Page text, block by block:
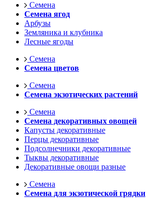
Семена
Семена ягод
Арбузы
Земляника и клубника
Лесные ягоды
Семена
Семена цветов
Семена
Семена экзотических растений
Семена
Семена декоративных овощей
Капусты декоративные
Перцы декоративные
Подсолнечники декоративные
Тыквы декоративные
Декоративные овощи разные
Семена
Семена для экзотической грядки